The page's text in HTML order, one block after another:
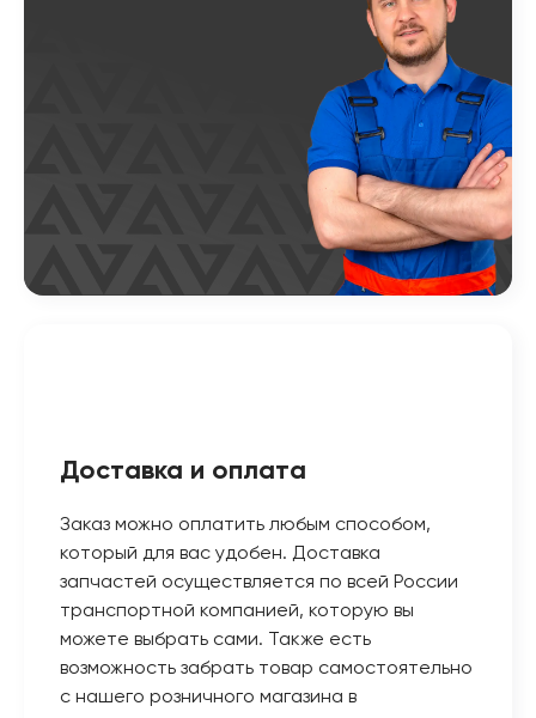
Доставка и оплата
Заказ можно оплатить любым способом,
который для вас удобен. Доставка
запчастей осуществляется по всей России
транспортной компанией, которую вы
можете выбрать сами. Также есть
возможность забрать товар самостоятельно
с нашего розничного магазина в